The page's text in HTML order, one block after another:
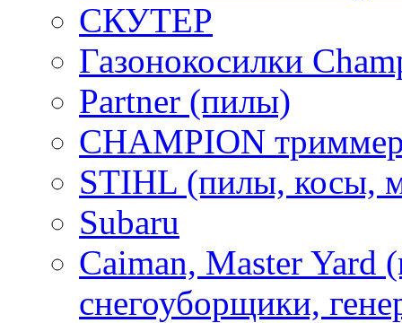
СКУТЕР
Газонокосилки
Partner (пилы)
CHAMPION
STIHL (пилы, косы,
Subaru
Caiman, Master Yard
снегоуборщики,